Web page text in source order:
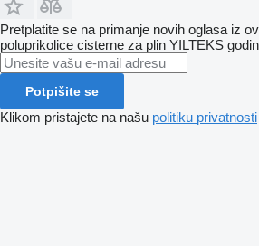
Pretplatite se na primanje novih oglasa iz
poluprikolice cisterne za plin YILTEKS
Potpišite se
Klikom pristajete na našu politiku privatnosti